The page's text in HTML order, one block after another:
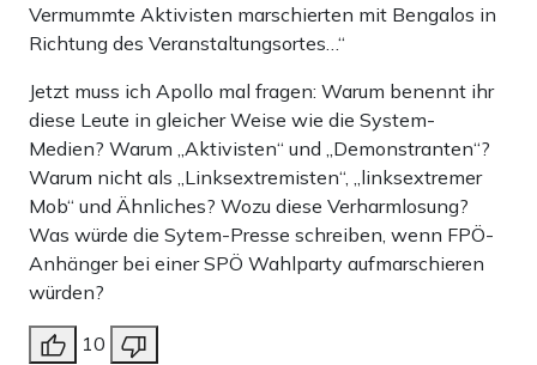
Vermummte Aktivisten marschierten mit Bengalos in
Richtung des Veranstaltungsortes…“
Jetzt muss ich Apollo mal fragen: Warum benennt ihr
diese Leute in gleicher Weise wie die System-
Medien? Warum „Aktivisten“ und „Demonstranten“?
Warum nicht als „Linksextremisten“, „linksextremer
Mob“ und Ähnliches? Wozu diese Verharmlosung?
Was würde die Sytem-Presse schreiben, wenn FPÖ-
Anhänger bei einer SPÖ Wahlparty aufmarschieren
würden?
10